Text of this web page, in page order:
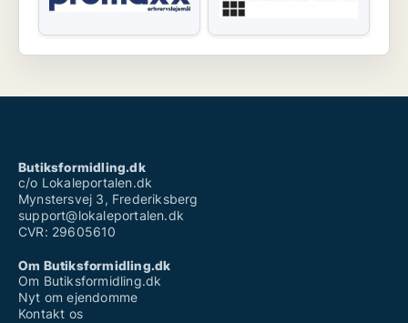
Butiksformidling.dk
c/o Lokaleportalen.dk
Mynstersvej 3, Frederiksberg
support@lokaleportalen.dk
CVR: 29605610
Om Butiksformidling.dk
Om Butiksformidling.dk
Nyt om ejendomme
Kontakt os